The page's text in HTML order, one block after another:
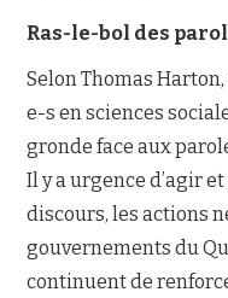
Ras-le-bol des
Selon Thomas
e-s en sciences
gronde face aux
Il y a urgence d’agir
discours, les actions
gouvernements du
continuent de